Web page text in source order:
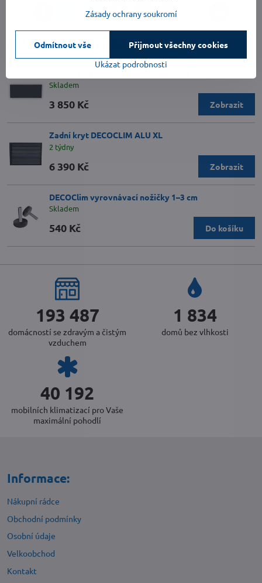
TwitterBlueskyPinterestRedditLinkedIn
Alternativní produkty
Skladem
3 850 Kč Zobrazit
Zadní kryt DECOCLIM ALU XL
2 týdny
6 390 Kč Zobrazit
DECOClim vyrovnávací nožičky 1–3 cm
Skladem
540 Kč Do košíku
215 642
domácností se zdravým a čistým
vzduchem
2 044
domů bez vlhkosti
44 902
mobilních klimatizací pro Vaše
maximální pohodlí
Informace:
Nákupní rádce
Obchodní podmínky
Osobní údaje
Velkoobchod
Kontakt
Zásady ochrany soukromí
Ukázat podrobnosti
Přijmout všechny cookies
Odmítnout vše